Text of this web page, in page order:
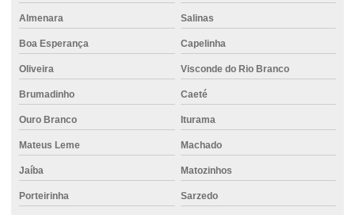
Concreto bombeado
Concreto bombeado para laje
Concreto bombeado valor
Concreto bombeável
Concreto para calçada
Concreto colorido
Concreto para construção civil
Almenara Salinas
Boa Esperança Capelinha
Oliveira Visconde do Rio Branco
Brumadinho Caeté
Ouro Branco Iturama
Mateus Leme Machado
Jaíba Matozinhos
Porteirinha Sarzedo